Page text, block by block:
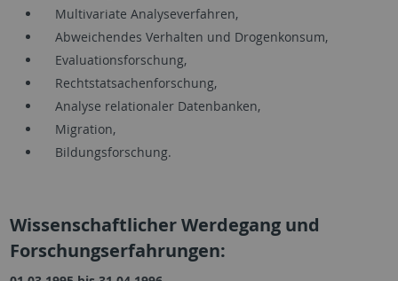
Multivariate Analyseverfahren,
Abweichendes Verhalten und Drogenkonsum,
Evaluationsforschung,
Rechtstatsachenforschung,
Analyse relationaler Datenbanken,
Migration,
Bildungsforschung.
Wissenschaftlicher Werdegang und
Forschungserfahrungen: